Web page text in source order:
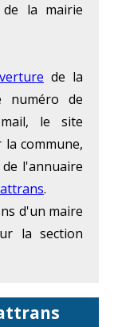
de la mairie
de la
numéro de
le site
commune,
l'annuaire
.
d'un maire
la section